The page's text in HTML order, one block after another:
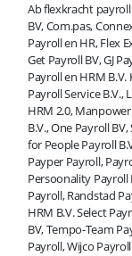
Ab flexkracht payroll
BV, Com.pas,
Payroll en HR, Flex
Get Payroll BV, GJ
Payroll en HRM B.V.
Payroll Service B.V.,
HRM 2.0,
B.V., One Payroll
for People Payroll
Payper Payroll,
Persoonality Payroll
Payroll, Randstad
HRM B.V. Select
BV, Tempo-Team
Payroll, Wijco